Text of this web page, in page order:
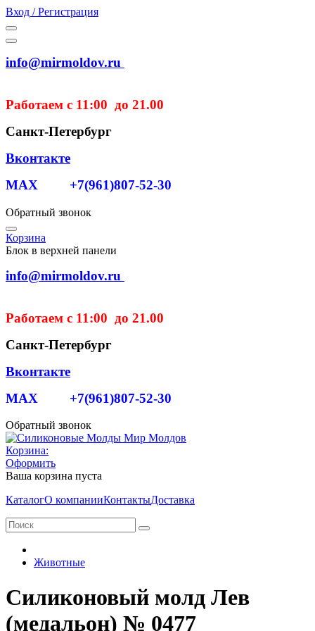
Вход / Регистрация
info@mirmoldov.ru
Работаем с 11:00 до 21.00
Санкт-Петербург
Вконтакте
MAX +7(961)807-52-30
Обратный звонок
Корзина
Блок в верхней панели
info@mirmoldov.ru
Работаем с 11:00 до 21.00
Санкт-Петербург
Вконтакте
MAX +7(961)807-52-30
Обратный звонок
Корзина:
Оформить
Ваша корзина пуста
КаталогО компанииКонтактыДоставка
Животные
Силиконовый молд Лев
(медальон) № 0477